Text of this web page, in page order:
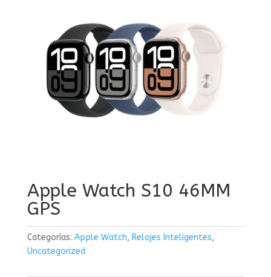
Apple Watch S10 46MM
GPS
Categorías: Apple Watch, Relojes Inteligentes,
Uncategorized